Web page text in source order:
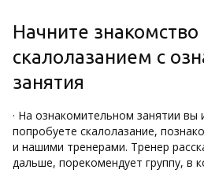
Цены
Цены дети
Цены взрослые
Р
а
с
а
н
и
е
Л
и
ч
к
а
б
и
Начните знакомство
скалолазанием с
занятия
· На ознакомительном занятии вы
попробуете скалолазание,
и нашими тренерами. Тренер
дальше, порекомендует группу, в